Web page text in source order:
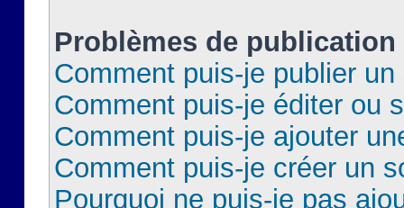
Problèmes de publication
Comment puis-je publier
Comment puis-je éditer ou
Comment puis-je ajouter
Comment puis-je créer un
Pourquoi ne puis-je pas